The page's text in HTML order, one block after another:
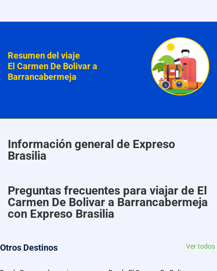
Resumen del viaje
El Carmen De Bolivar a
Barrancabermeja
Información general de Expreso
Brasilia
Preguntas frecuentes para viajar de El
Carmen De Bolivar a Barrancabermeja
con Expreso Brasilia
Otros Destinos Ver todos